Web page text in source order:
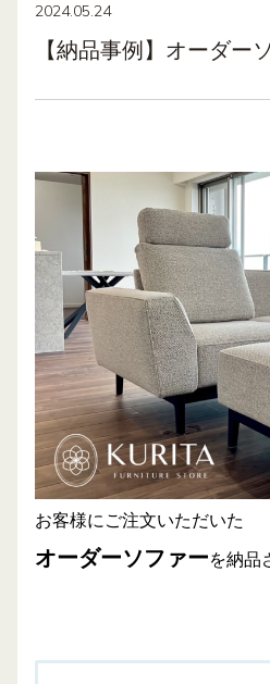
2024.05.24
【納品事例】オーダー
お客様にご注文いただいた
オーダーソファーを納品